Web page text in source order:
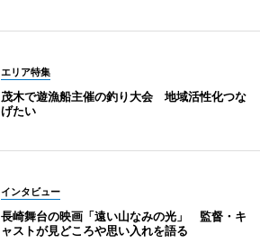
エリア特集
茂木で遊漁船主催の釣り大会 地域活性化つな
げたい
インタビュー
長崎舞台の映画「遠い山なみの光」 監督・キ
ャストが見どころや思い入れを語る